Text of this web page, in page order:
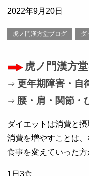
2022年9月20日
虎ノ門漢方堂ブログ ダ
虎ノ門漢方
⇒ 更年期障害・自
⇒ 腰・肩・関節・
ダイエットは消費と摂
消費を増やすことは
食事を変えていった方
1日3食。